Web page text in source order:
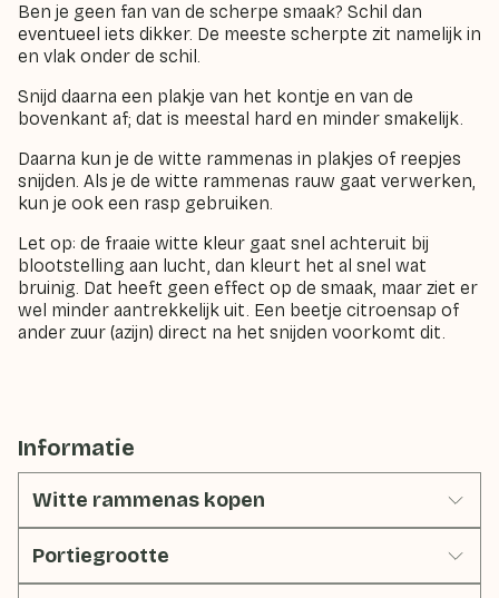
Ben je geen fan van de scherpe smaak? Schil dan
eventueel iets dikker. De meeste scherpte zit namelijk in
en vlak onder de schil.
Snijd daarna een plakje van het kontje en van de
bovenkant af; dat is meestal hard en minder smakelijk.
Daarna kun je de witte rammenas in plakjes of reepjes
snijden. Als je de witte rammenas rauw gaat verwerken,
kun je ook een rasp gebruiken.
Let op: de fraaie witte kleur gaat snel achteruit bij
blootstelling aan lucht, dan kleurt het al snel wat
bruinig. Dat heeft geen effect op de smaak, maar ziet er
wel minder aantrekkelijk uit. Een beetje citroensap of
ander zuur (azijn) direct na het snijden voorkomt dit.
Informatie
Witte rammenas kopen
Portiegrootte